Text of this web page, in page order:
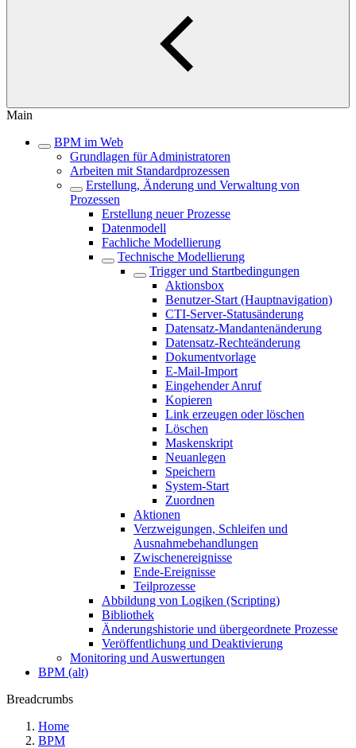
Main
BPM im Web
Grundlagen für Administratoren
Arbeiten mit Standardprozessen
Erstellung, Änderung und Verwaltung von
Prozessen
Erstellung neuer Prozesse
Datenmodell
Fachliche Modellierung
Technische Modellierung
Trigger und Startbedingungen
Aktionsbox
Benutzer-Start (Hauptnavigation)
CTI-Server-Statusänderung
Datensatz-Mandantenänderung
Datensatz-Rechteänderung
Dokumentvorlage
E-Mail-Import
Eingehender Anruf
Kopieren
Link erzeugen oder löschen
Löschen
Maskenskript
Neuanlegen
Speichern
System-Start
Zuordnen
Aktionen
Verzweigungen, Schleifen und
Ausnahmebehandlungen
Zwischenereignisse
Ende-Ereignisse
Teilprozesse
Abbildung von Logiken (Scripting)
Bibliothek
Änderungshistorie und übergeordnete Prozesse
Veröffentlichung und Deaktivierung
Monitoring und Auswertungen
BPM (alt)
Breadcrumbs
Home
BPM